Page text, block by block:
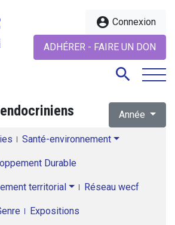
account_circle Connexion
ADHÉRER - FAIRE UN DON
search
Année
Santé-environnement
Durable
territorial Réseau wecf
Expositions